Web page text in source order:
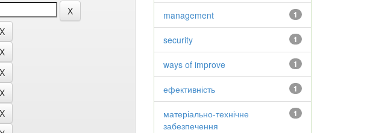
1
management
1
security
1
ways of improve
1
ефективність
1
матеріально-технічне
забезпечення